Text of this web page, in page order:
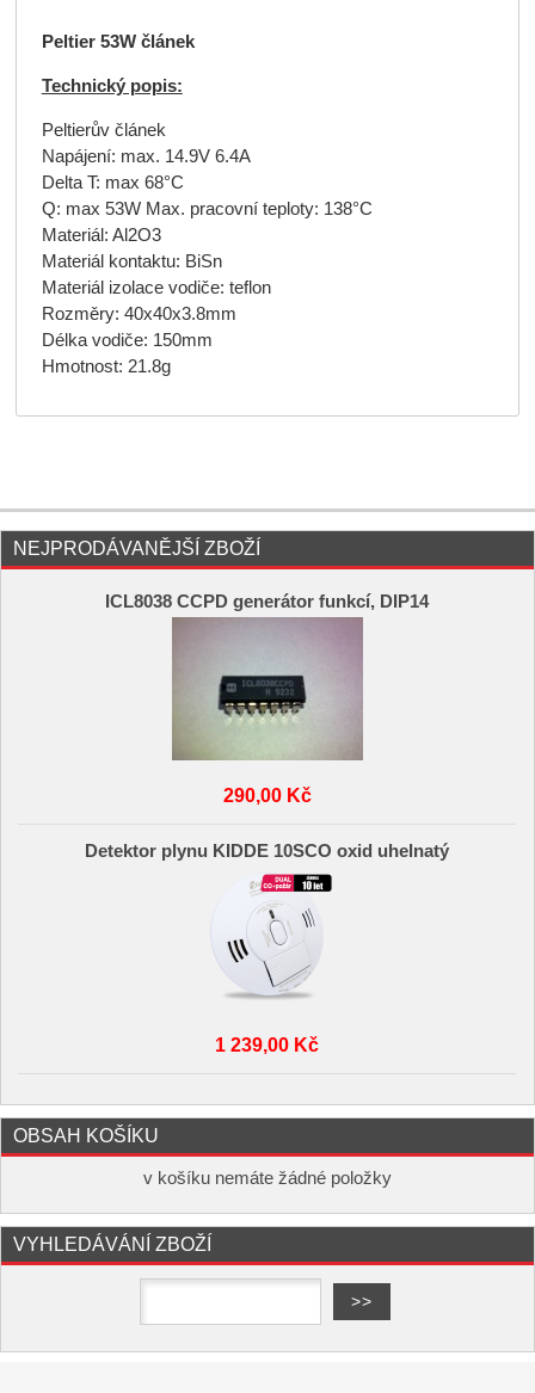
Peltier 53W článek
Technický popis:
Peltierův článek
Napájení: max. 14.9V 6.4A
Delta T: max 68°C
Q: max 53W Max. pracovní teploty: 138°C
Materiál: Al2O3
Materiál kontaktu: BiSn
Materiál izolace vodiče: teflon
Rozměry: 40x40x3.8mm
Délka vodiče: 150mm
Hmotnost: 21.8g
NEJPRODÁVANĚJŠÍ ZBOŽÍ
ICL8038 CCPD generátor funkcí, DIP14
290,00 Kč
Detektor plynu KIDDE 10SCO oxid uhelnatý
1 239,00 Kč
OBSAH KOŠÍKU
v košíku nemáte žádné položky
VYHLEDÁVÁNÍ ZBOŽÍ